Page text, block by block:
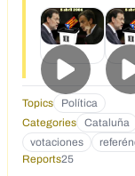
Topics Política
Categories
Cataluña
votaciones
Reports25